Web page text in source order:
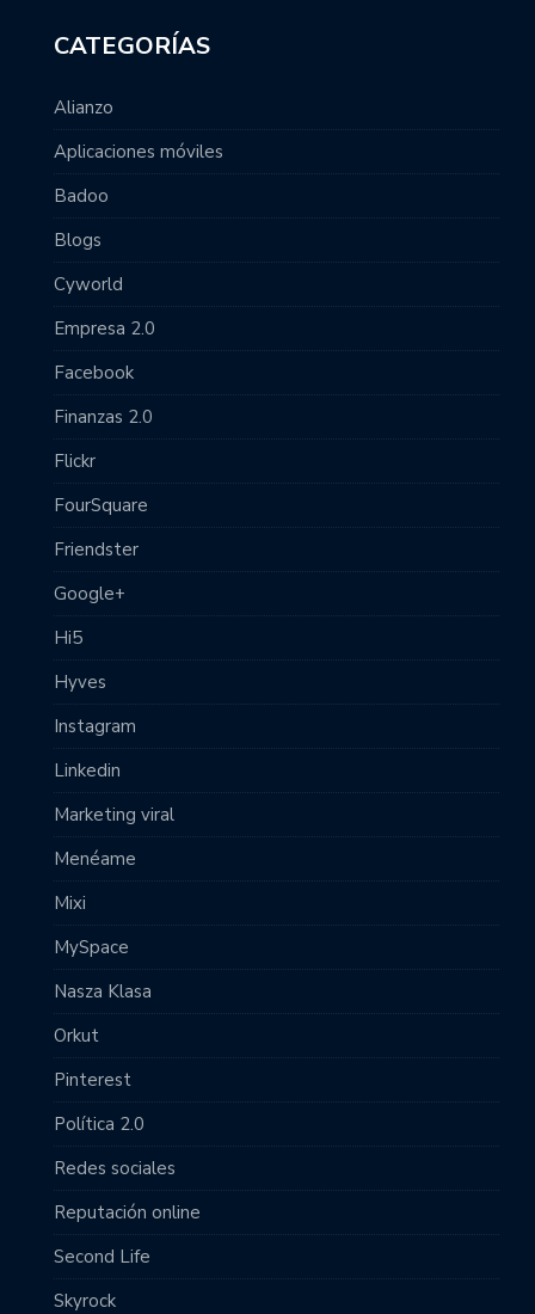
CATEGORÍAS
Alianzo
Aplicaciones móviles
Badoo
Blogs
Cyworld
Empresa 2.0
Facebook
Finanzas 2.0
Flickr
FourSquare
Friendster
Google+
Hi5
Hyves
Instagram
Linkedin
Marketing viral
Menéame
Mixi
MySpace
Nasza Klasa
Orkut
Pinterest
Política 2.0
Redes sociales
Reputación online
Second Life
Skyrock